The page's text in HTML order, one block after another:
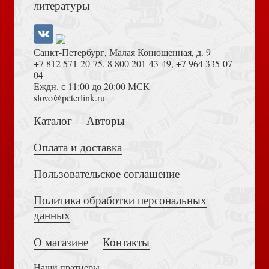
Кировоградской области
Новиков В. Слов модных полный лексикон. Книга о
живом русском языке первой четверти XXI века
Толкование на Апокалипсис (Тихоний Африканский)
Достоевский Ф.М. Сила и правда России (2024)
литературы
Санкт-Петербург, Малая Конюшенная, д. 9
+7 812 571-20-75, 8 800 201-43-49, +7 964 335-07-
04
Еждн. с 11:00 до 20:00 МСК
slovo@peterlink.ru
Каталог
Авторы
Оплата и доставка
Пользовательское соглашение
Политика обработки персональных
данных
О магазине
Контакты